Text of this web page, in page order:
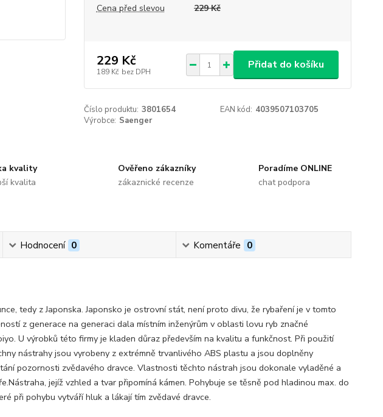
Cena před slevou 229 Kč
229 Kč
189 Kč bez DPH
Přidat do košíku
Číslo produktu: 3801654 EAN kód: 4039507103705
Výrobce: Saenger
kvality
kvalita
Ověřeno zákazníky
zákaznické recenze
Poradíme ONLINE
chat podpora
Hodnocení 0 Komentáře 0
tedy z Japonska. Japonsko je ostrovní stát, není proto divu, že rybaření je v tomto
z generace na generaci dala místním inženýrům v oblasti lovu ryb značné
U výrobků této firmy je kladen důraz především na kvalitu a funkčnost. Při použití
nástrahy jsou vyrobeny z extrémně trvanlivého ABS plastu a jsou doplněny
pozornosti zvědavého dravce. Vlastnosti těchto nástrah jsou dokonale vyladěné a
Nástraha, jejíž vzhled a tvar připomíná kámen. Pohybuje se těsně pod hladinou max. do
při pohybu vytváří hluk a lákají tím zvědavé dravce.